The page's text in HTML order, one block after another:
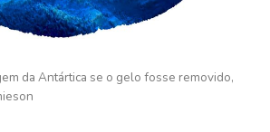
da Antártica se o gelo fosse removido,